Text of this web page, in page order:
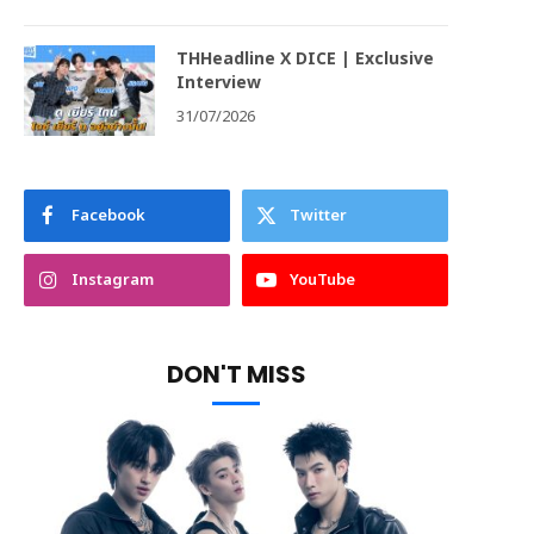
THHeadline X DICE | Exclusive
Interview
31/07/2026
Facebook Twitter
Instagram YouTube
DON'T MISS